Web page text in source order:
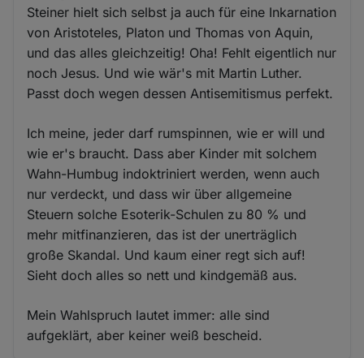
Steiner hielt sich selbst ja auch für eine Inkarnation
von Aristoteles, Platon und Thomas von Aquin,
und das alles gleichzeitig! Oha! Fehlt eigentlich nur
noch Jesus. Und wie wär's mit Martin Luther.
Passt doch wegen dessen Antisemitismus perfekt.
Ich meine, jeder darf rumspinnen, wie er will und
wie er's braucht. Dass aber Kinder mit solchem
Wahn-Humbug indoktriniert werden, wenn auch
nur verdeckt, und dass wir über allgemeine
Steuern solche Esoterik-Schulen zu 80 % und
mehr mitfinanzieren, das ist der unerträglich
große Skandal. Und kaum einer regt sich auf!
Sieht doch alles so nett und kindgemäß aus.
Mein Wahlspruch lautet immer: alle sind
aufgeklärt, aber keiner weiß bescheid.